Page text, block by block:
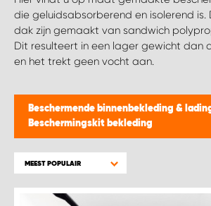
die geluidsabsorberend en isolerend is.
dak zijn gemaakt van sandwich
Dit resulteert in een lager gewicht dan
en het trekt geen vocht aan.
Beschermende binnenbekleding &
Beschermingskit bekleding
MEEST POPULAIR
WORK SYSTEM BRUSSEL
WORK SYSTEM LIMBURG-KEMPEN
WORK SYSTEM WEST BY PRO-VAN